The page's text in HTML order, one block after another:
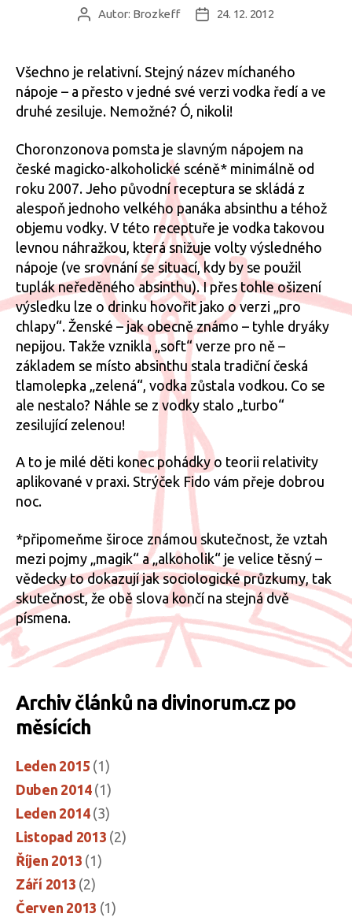
AutorAutor: Brozkeff
Datum24. 12. 2012
Všechno je relativní. Stejný název míchaného
nápoje – a přesto v jedné své verzi vodka ředí a ve
druhé zesiluje. Nemožné? Ó, nikoli!
Choronzonova pomsta je slavným nápojem na
české magicko-alkoholické scéně* minimálně od
roku 2007. Jeho původní receptura se skládá z
alespoň jednoho velkého panáka absinthu a téhož
objemu vodky. V této receptuře je vodka takovou
levnou náhražkou, která snižuje volty výsledného
nápoje (ve srovnání se situací, kdy by se použil
tuplák neředěného absinthu). I přes tohle ošizení
výsledku lze o drinku hovořit jako o verzi „pro
chlapy“. Ženské – jak obecně známo – tyhle dryáky
nepijou. Takže vznikla „soft“ verze pro ně –
základem se místo absinthu stala tradiční česká
tlamolepka „zelená“, vodka zůstala vodkou. Co se
ale nestalo? Náhle se z vodky stalo „turbo“
zesilující zelenou!
A to je milé děti konec pohádky o teorii relativity
aplikované v praxi. Strýček Fido vám přeje dobrou
noc.
*připomeňme široce známou skutečnost, že vztah
mezi pojmy „magik“ a „alkoholik“ je velice těsný –
vědecky to dokazují jak sociologické průzkumy, tak
skutečnost, že obě slova končí na stejná dvě
písmena.
Archiv článků na divinorum.cz po
měsících
Leden 2015 (1)
Duben 2014(1)
Leden 2014(3)
Listopad 2013 (2)
Říjen 2013 (1)
Září 2013 (2)
Červen 2013 (1)